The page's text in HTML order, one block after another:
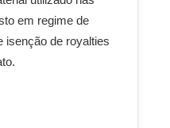
em regime de
isenção de royalties